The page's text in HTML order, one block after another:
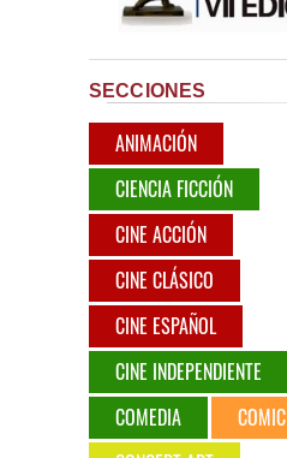
SECCIONES
ANIMACIÓN
CIENCIA FICCIÓN
CINE ACCIÓN
CINE CLÁSICO
CINE ESPAÑOL
CINE INDEPENDIENTE
COMEDIA
COMIC